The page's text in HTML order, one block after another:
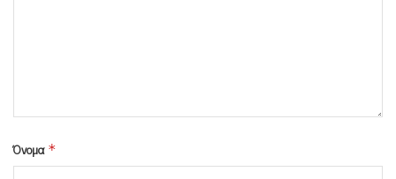
Όνομα *